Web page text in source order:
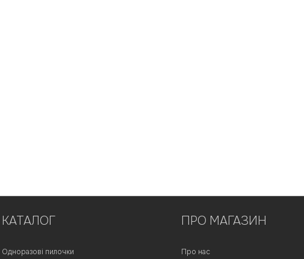
КАТАЛОГ ПРО МАГАЗИН
Одноразові пилочки
Про нас